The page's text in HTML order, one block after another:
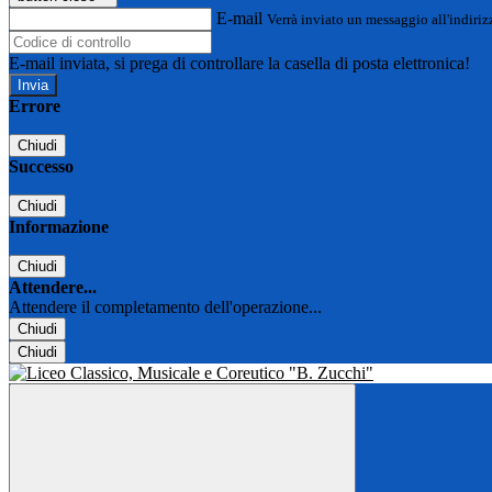
E-mail Verrà inviato un messaggio
E-mail inviata, si prega di controllare la casella di posta elettronica!
Errore
Chiudi
Successo
Chiudi
Informazione
Chiudi
Attendere...
Attendere il completamento dell'operazione...
Chiudi
Chiudi